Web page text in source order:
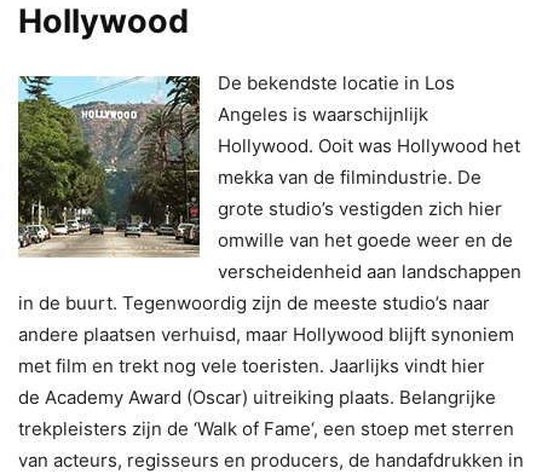
Hollywood
De bekendste locatie in Los
Angeles is waarschijnlijk
Hollywood. Ooit was Hollywood het
mekka van de filmindustrie. De
grote studio’s vestigden zich hier
omwille van het goede weer en de
verscheidenheid aan landschappen
in de buurt. Tegenwoordig zijn de meeste studio’s naar
andere plaatsen verhuisd, maar Hollywood blijft synoniem
met film en trekt nog vele toeristen. Jaarlijks vindt hier
de Academy Award (Oscar) uitreiking plaats. Belangrijke
trekpleisters zijn de ‘Walk of Fame‘, een stoep met sterren
van acteurs, regisseurs en producers, de handafdrukken in